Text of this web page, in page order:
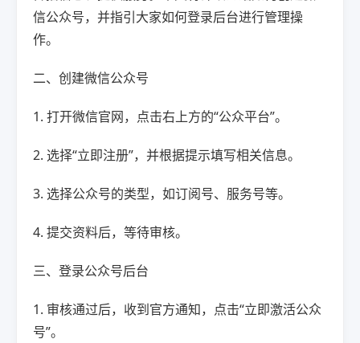
信公众号，并指引大家如何登录后台进行管理操
作。
二、创建微信公众号
1. 打开微信官网，点击右上方的“公众平台”。
2. 选择“立即注册”，并根据提示填写相关信息。
3. 选择公众号的类型，如订阅号、服务号等。
4. 提交资料后，等待审核。
三、登录公众号后台
1. 审核通过后，收到官方通知，点击“立即激活公众
号”。